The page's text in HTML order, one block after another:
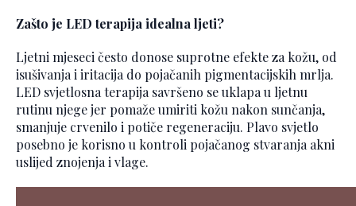
Zašto je LED terapija idealna ljeti?
Ljetni mjeseci često donose suprotne efekte za kožu, od
isušivanja i iritacija do pojačanih pigmentacijskih mrlja.
LED svjetlosna terapija savršeno se uklapa u ljetnu
rutinu njege jer pomaže umiriti kožu nakon sunčanja,
smanjuje crvenilo i potiče regeneraciju. Plavo svjetlo
posebno je korisno u kontroli pojačanog stvaranja akni
uslijed znojenja i vlage.